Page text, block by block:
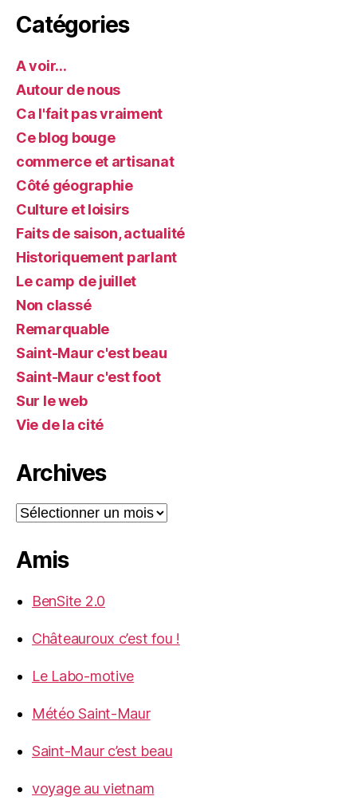
Catégories
A voir…
Autour de nous
Ca l'fait pas vraiment
Ce blog bouge
commerce et artisanat
Côté géographie
Culture et loisirs
Faits de saison, actualité
Historiquement parlant
Le camp de juillet
Non classé
Remarquable
Saint-Maur c'est beau
Saint-Maur c'est foot
Sur le web
Vie de la cité
Archives
Archives
Amis
BenSite 2.0
Châteauroux c’est fou !
Le Labo-motive
Météo Saint-Maur
Saint-Maur c’est beau
voyage au vietnam